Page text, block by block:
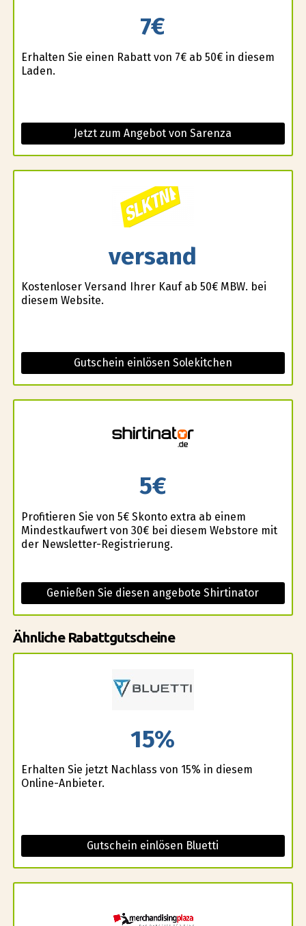
7€
Erhalten Sie einen Rabatt von 7€ ab 50€ in diesem
Laden.
Jetzt zum Angebot von Sarenza
versand
Kostenloser Versand Ihrer Kauf ab 50€ MBW. bei
diesem Website.
Gutschein einlösen Solekitchen
5€
Profitieren Sie von 5€ Skonto extra ab einem
Mindestkaufwert von 30€ bei diesem Webstore mit
der Newsletter-Registrierung.
Genießen Sie diesen angebote Shirtinator
Ähnliche Rabattgutscheine
15%
Erhalten Sie jetzt Nachlass von 15% in diesem
Online-Anbieter.
Gutschein einlösen Bluetti